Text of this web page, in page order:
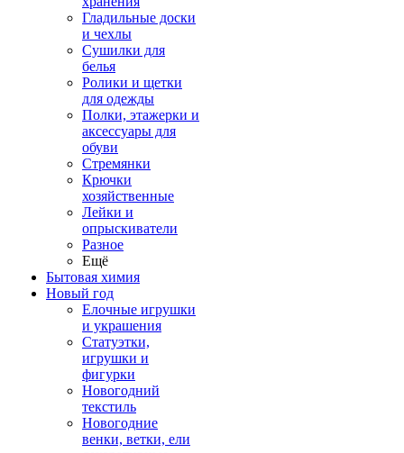
Гладильные доски
и чехлы
Сушилки для
белья
Ролики и щетки
для одежды
Полки, этажерки и
аксессуары для
обуви
Стремянки
Крючки
хозяйственные
Лейки и
опрыскиватели
Разное
Ещё
Бытовая химия
Новый год
Елочные игрушки
и украшения
Статуэтки,
игрушки и
фигурки
Новогодний
текстиль
Новогодние
венки, ветки, ели